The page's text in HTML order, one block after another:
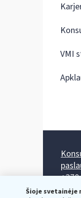
Šioje svetainėje
VMI